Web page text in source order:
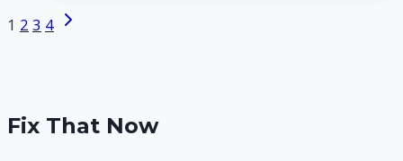
Paginanavigatie
1 2 3 4 Volgende
Fix That Now